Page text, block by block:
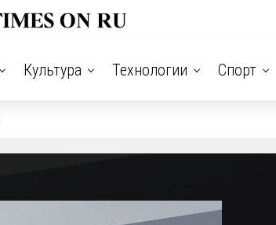
Культура Технологии Спорт